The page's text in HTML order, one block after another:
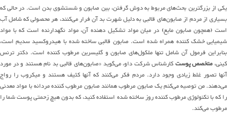
یکی از بزرگترین بحث‌های مربوط به دوش گرفتن، بین صابون و شستشوی بدن است. در حالی که
بسیاری از مردم از صابون‌های قالبی به دلیل شهرت بد آن فرار می‌کنند، هر محصولی که شامل آب
است (همچون صابون مایع) در میان مواد تشکیل دهنده آن، مواد نگهدارنده است که با مواد
شیمیایی خشک کننده همراه شده است. صابون قالبی ساخته شده با هیدروکسید سدیم است،
بنابراین فرمول آن شامل تنها ملکول‌های صابون و گلیسرین مرطوب کننده است. دکتر ترنس
کینی،متخصص پوستکارشناس شرکت داو، می‌گوید «صابون‌های قالبی بد نام هستند و در مورد
آنها تصور غلط زیادی وجود دارد. مردم فکر می‌کنند که آنها کثیف هستند و میکروب را رواج
می‌دهند. من توصیه می‌کنم یک صابون مرطوب همانند صابون مرطوب کننده مردانه با مواد معدنی
را که با تکنولوژی مرطوب کننده روز ساخته شده استفاده کنید، که بدون هیچ زحمتی پوست شما را
مرطوب می‌کند.